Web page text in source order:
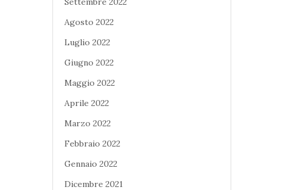
Agosto 2022
Luglio 2022
Giugno 2022
Maggio 2022
Aprile 2022
Marzo 2022
Febbraio 2022
Gennaio 2022
Dicembre 2021